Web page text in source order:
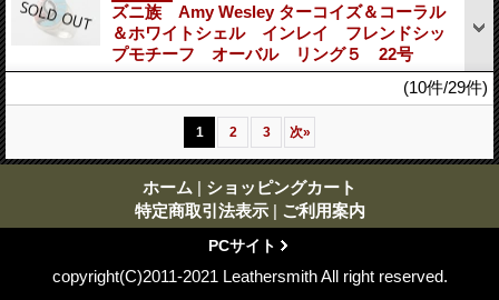
ズニ族 Amy Wesley ターコイズ＆コーラル
＆ホワイトシェル インレイ フレンドシッ
プモチーフ オーバル リング５ 22号
(10件/29件)
1 2 3 次»
ホーム | ショッピングカート
特定商取引法表示 | ご利用案内
PCサイト
copyright(C)2011-2021 Leathersmith All right reserved.